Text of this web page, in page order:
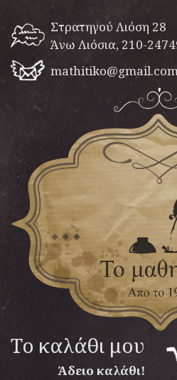
Στρατηγού Λιόση 28
Άνω Λιόσια, 210-
mathitiko@gmail.com
To καλάθι μου
Άδειο καλάθι!